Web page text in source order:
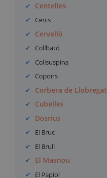
Centelles
Cercs
Cervelló
Collbató
Collsuspina
Copons
Corbera de Llobregat
Cubelles
Dosrius
El Bruc
El Brull
El Masnou
El Papiol